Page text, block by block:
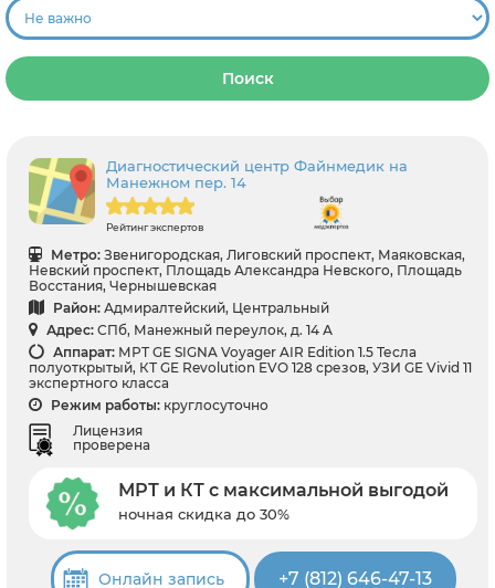
Поиск
Диагностический центр Файнмедик на
Манежном пер. 14
Рейтинг экспертов
Метро: Звенигородская, Лиговский проспект, Маяковская,
Невский проспект, Площадь Александра Невского, Площадь
Восстания, Чернышевская
Район: Адмиралтейский, Центральный
Адрес: СПб, Манежный переулок, д. 14 А
Аппарат: МРТ GE SIGNA Voyager AIR Edition 1.5 Тесла
полуоткрытый, КТ GE Revolution EVO 128 срезов, УЗИ GE Vivid 11
экспертного класса
Режим работы: круглосуточно
Лицензия
проверена
МРТ и КТ с максимальной выгодой
ночная скидка до 30%
Онлайн запись +7 (812) 646-47-13